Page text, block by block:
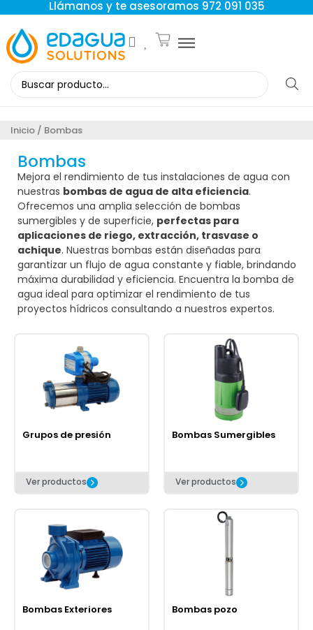
Llámanos y te asesoramos 972 091 035
Inicio / Bombas
Bombas
Mejora el rendimiento de tus instalaciones de agua con
nuestras bombas de agua de alta eficiencia.
Ofrecemos una amplia selección de bombas
sumergibles y de superficie, perfectas para
aplicaciones de riego, extracción, trasvase o
achique. Nuestras bombas están diseñadas para
garantizar un flujo de agua constante y fiable, brindando
máxima durabilidad y eficiencia. Encuentra la bomba de
agua ideal para optimizar el rendimiento de tus
proyectos hídricos consultando a nuestros expertos.
Grupos de presión
Ver productos
Bombas Sumergibles
Ver productos
Bombas Exteriores Bombas pozo